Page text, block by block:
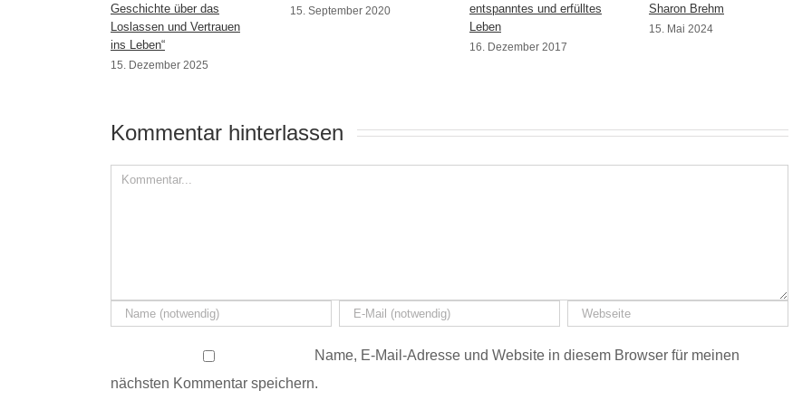
Geschichte über das
Loslassen und Vertrauen
ins Leben“
15. Dezember 2025
15. September 2020
entspanntes und erfülltes
Leben
16. Dezember 2017
Sharon Brehm
15. Mai 2024
Kommentar hinterlassen
Name, E-Mail-Adresse und Website in diesem Browser für meinen
nächsten Kommentar speichern.